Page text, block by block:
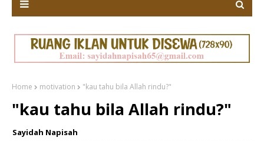
Home motivation "kau tahu bila Allah rindu?"
"kau tahu bila Allah rindu?"
Sayidah Napisah